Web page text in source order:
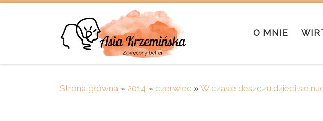
O MNIE
Strona główna » 2014 » czerwiec » W czasie deszczu dzieci sie